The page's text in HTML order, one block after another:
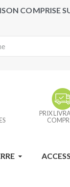
COMPRISE
PRIX